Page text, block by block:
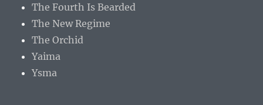
The Fourth Is Bearded
The New Regime
The Orchid
Yaima
Ysma